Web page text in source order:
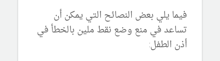
فيما يلي بعض النصائح التي يمكن أن
تساعد في منع وضع نقط ملين بالخطأ في
أذن الطفل: